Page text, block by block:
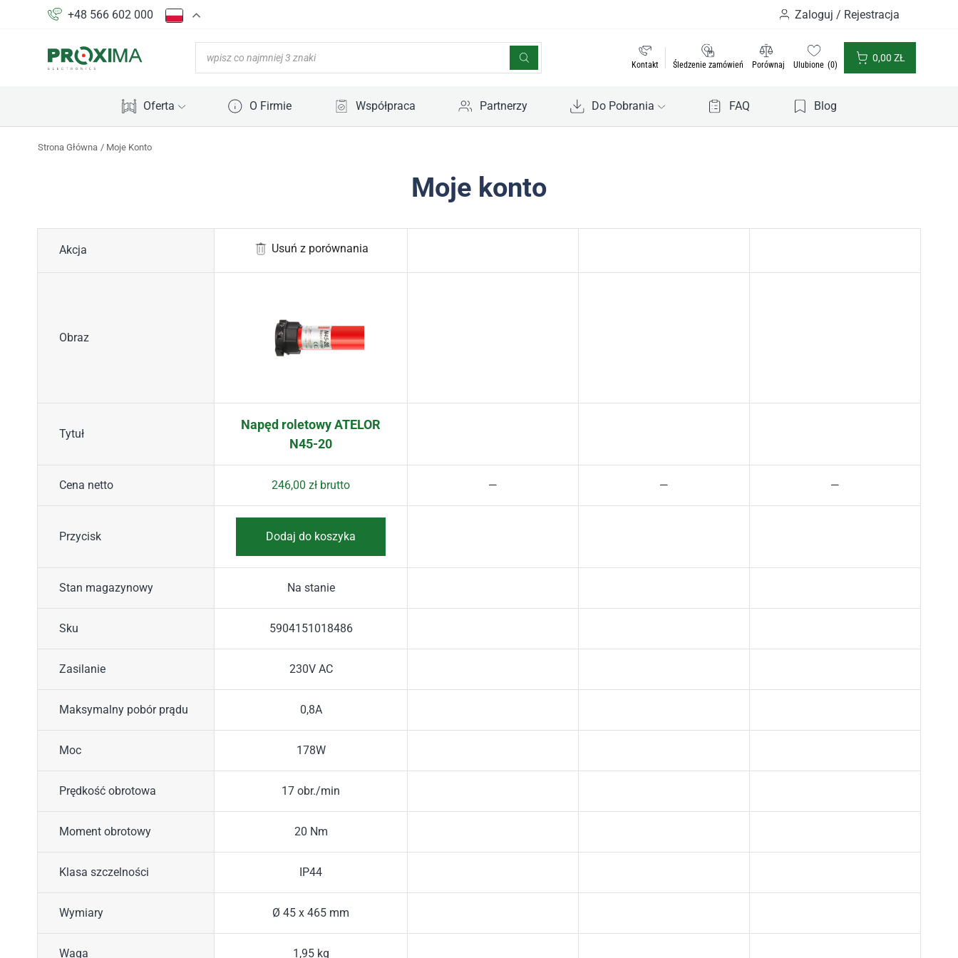
+48 566 602 000 Zaloguj / Rejestracja
Kontakt Śledzenie zamówień Porównaj Ulubione 0
0,00 ZŁ
Oferta O Firmie Współpraca Partnerzy Do Pobrania FAQ Blog
Strona Główna Moje Konto
Moje konto
Akcja Usuń z porównania
Obraz
Tytuł
Napęd roletowy ATELOR
N45-20
Cena netto 246,00 zł brutto
Przycisk Dodaj do koszyka
Stan magazynowy Na stanie
Sku 5904151018486
Zasilanie 230V AC
Maksymalny pobór prądu 0,8A
Moc 178W
Prędkość obrotowa 17 obr./min
Moment obrotowy 20 Nm
Klasa szczelności IP44
Wymiary Ø 45 x 465 mm
Waga 1,95 kg